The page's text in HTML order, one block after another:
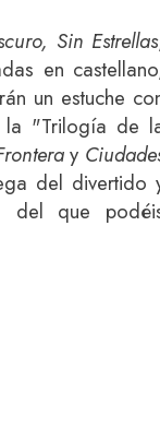
Sin Estrellas
en
un estuche
la "Trilogía de
y
del divertido
del que